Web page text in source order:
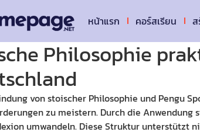
หน้าแรก คอร์สเรียน ส
Philosophie
von stoischer Philosophie und Pengu
zu meistern. Durch die
umwandeln. Diese Struktur unterstützt